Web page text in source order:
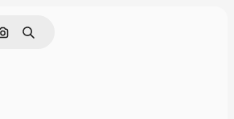
Pesquisar por imagem
Buscar